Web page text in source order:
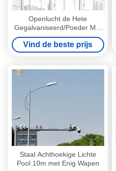
Openlucht de Hete
Gegalvaniseerd/Poeder Met
een laag bedekte
Onderdompeling van
Straatlantaarnpool Q235
Vind de beste prijs
Staal Achthoekige Lichte
Pool 10m met Enig Wapen